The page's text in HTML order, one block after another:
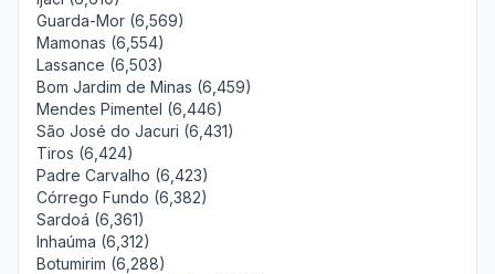
Guarda-Mor (6,569)
Mamonas (6,554)
Lassance (6,503)
Bom Jardim de Minas (6,459)
Mendes Pimentel (6,446)
São José do Jacuri (6,431)
Tiros (6,424)
Padre Carvalho (6,423)
Córrego Fundo (6,382)
Sardoá (6,361)
Inhaúma (6,312)
Botumirim (6,288)